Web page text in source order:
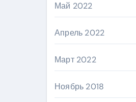
Май 2022
Апрель 2022
Март 2022
Ноябрь 2018